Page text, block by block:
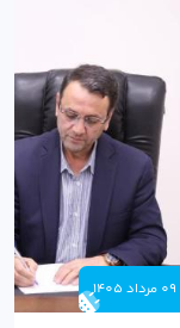
09 مرداد 1405